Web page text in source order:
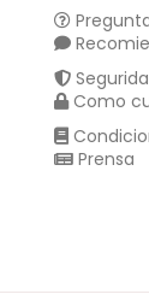
Como
Prensa